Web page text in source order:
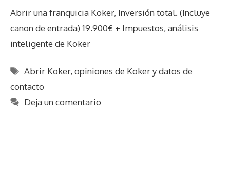
Abrir una franquicia Koker, Inversión total. (Incluye
canon de entrada) 19.900€ + Impuestos, análisis
inteligente de Koker
Etiquetas
Abrir Koker,opiniones de Koker y datos de
contacto
Deja un comentario